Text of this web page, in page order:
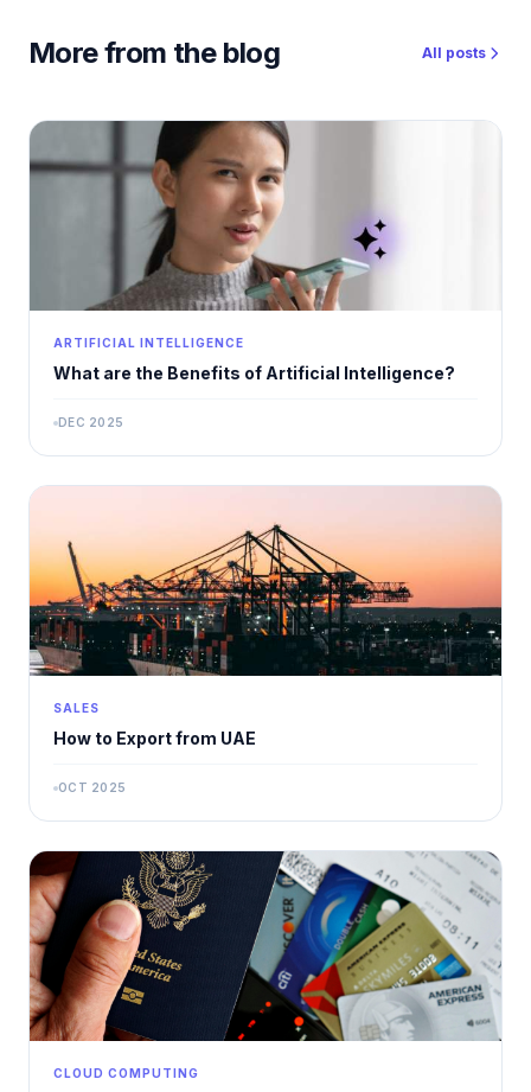
More from the blog All posts
ARTIFICIAL INTELLIGENCE
What are the Benefits of Artificial Intelligence?
DEC 2025
SALES
How to Export from UAE
OCT 2025
CLOUD COMPUTING